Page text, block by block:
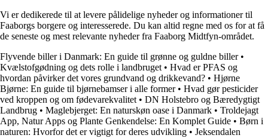
Vi er dedikerede til at levere pålidelige nyheder og informationer til
Faaborgs borgere og interesserede. Du kan altid regne med os for at få
de seneste og mest relevante nyheder fra Faaborg Midtfyn-området.
Flyvende biller i Danmark: En guide til grønne og guldne biller•
Kvælstofgødning og dets rolle i landbruget • Hvad er PFAS og
hvordan påvirker det vores grundvand og drikkevand? • Hjørne
Bjørne: En guide til bjørnebamser i alle former• Hvad gør pesticider
ved kroppen og om fødevarekvalitet • DN Holstebro og Bæredygtigt
Landbrug • Maglebjerget: En naturskøn oase i Danmark • Troldejagt
App, Natur Apps og Plante Genkendelse: En Komplet Guide • Børn i
naturen: Hvorfor det er vigtigt for deres udvikling • Jeksendalen